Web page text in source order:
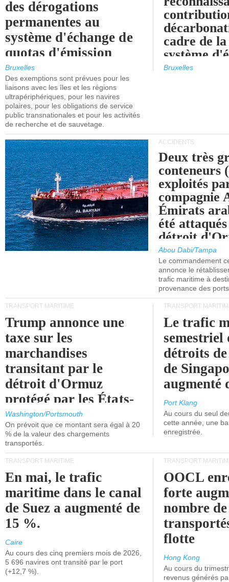
des dérogations
permanentes au
système d'échange de
quotas d'émission
maritimes de l'UE
après 2030.
Bruxelles
Des exemptions sont prévues pour les
liaisons avec les îles et les régions
ultrapériphériques, pour les navires
polaires, pour les obligations de service
public transnationales et pour les activités
de recherche et de sauvetage.
cadre de
système
quotas
Bruxelles
ACCIDENTS
Deux très
conteneurs
exploités
compagnie
Émirats
été
détroit
Abou Dabi/Tampa
Le commandement
annonce le
trafic maritime à
provenance des
TRANSPORT MARITIME
Trump annonce une
taxe sur les
marchandises
transitant par le
détroit d'Ormuz
protégé par les États-
Unis.
Washington/Portsmouth
On prévoit que ce montant sera égal à 20
% de la valeur des chargements
transportés.
TRANSPORT
Le trafic
semestriel
détroits
de
augmenté
Port Klang
Au cours du seul
cette année, une
enregistrée.
TRANSPORT MARITIME
En mai, le trafic
maritime dans le canal
de Suez a augmenté de
15 %.
Caire
Au cours des cinq premiers mois de 2026,
5 696 navires ont transité par le port
(+12,7 %).
TRANSPORT
OOCL
forte
nombre
flotte
Hong Kong
Au cours du
revenus générés